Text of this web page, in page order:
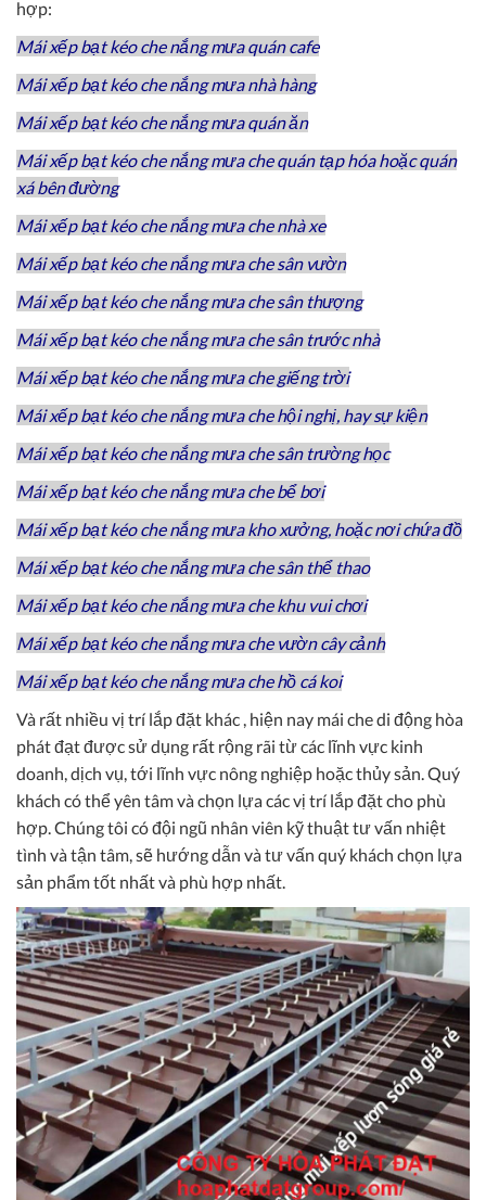
hợp:
Mái xếp bạt kéo che nắng mưa quán cafe
Mái xếp bạt kéo che nắng mưa nhà hàng
Mái xếp bạt kéo che nắng mưa quán ăn
Mái xếp bạt kéo che nắng mưa che quán tạp hóa hoặc quán
xá bên đường
Mái xếp bạt kéo che nắng mưa che nhà xe
Mái xếp bạt kéo che nắng mưa che sân vườn
Mái xếp bạt kéo che nắng mưa che sân thượng
Mái xếp bạt kéo che nắng mưa che sân trước nhà
Mái xếp bạt kéo che nắng mưa che giếng trời
Mái xếp bạt kéo che nắng mưa che hội nghị, hay sự kiện
Mái xếp bạt kéo che nắng mưa che sân trường học
Mái xếp bạt kéo che nắng mưa che bể bơi
Mái xếp bạt kéo che nắng mưa kho xưởng, hoặc nơi chứa đồ
Mái xếp bạt kéo che nắng mưa che sân thể thao
Mái xếp bạt kéo che nắng mưa che khu vui chơi
Mái xếp bạt kéo che nắng mưa che vườn cây cảnh
Mái xếp bạt kéo che nắng mưa che hồ cá koi
Và rất nhiều vị trí lắp đặt khác , hiện nay mái che di động hòa
phát đạt được sử dụng rất rộng rãi từ các lĩnh vực kinh
doanh, dịch vụ, tới lĩnh vực nông nghiệp hoặc thủy sản. Quý
khách có thể yên tâm và chọn lựa các vị trí lắp đặt cho phù
hợp. Chúng tôi có đội ngũ nhân viên kỹ thuật tư vấn nhiệt
tình và tận tâm, sẽ hướng dẫn và tư vấn quý khách chọn lựa
sản phẩm tốt nhất và phù hợp nhất.